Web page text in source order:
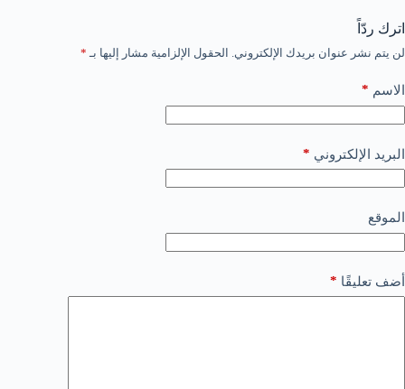
اترك ردّاً
لن يتم نشر عنوان بريدك الإلكتروني. الحقول الإلزامية مشار إليها بـ *
الاسم *
البريد الإلكتروني *
الموقع
أضف تعليقًا *